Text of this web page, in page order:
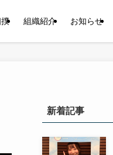
組織紹介 お知らせ
新着記事